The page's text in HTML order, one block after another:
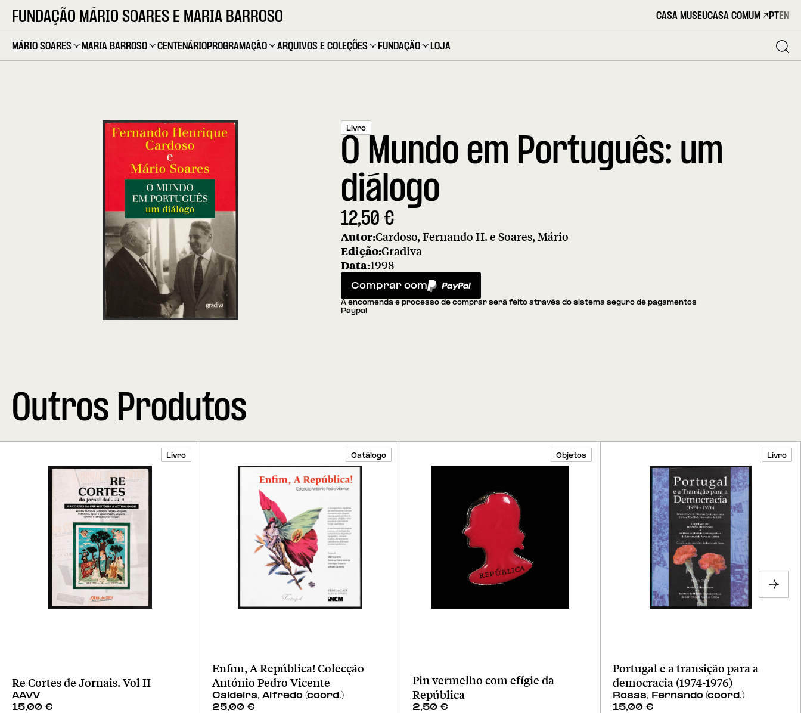
FUNDAÇÃO MÁRIO SOARES E MARIA BARROSO CASA MUSEUCASA COMUM PTEN
MÁRIO SOARES MARIA BARROSO CENTENÁRIOPROGRAMAÇÃO ARQUIVOS E COLEÇÕES FUNDAÇÃO LOJA
Livro
O Mundo em Português: um
diálogo
12,50 €
Autor:Cardoso, Fernando H. e Soares, Mário
Edição:Gradiva
Data:1998
Comprar com
PayPal
A encomenda e processo de comprar será feito através do sistema seguro de pagamentos
Paypal
Outros Produtos
Livro
Re Cortes de Jornais. Vol II
AAVV
15,00 €
Catálogo
Enfim, A República! Colecção
António Pedro Vicente
Caldeira, Alfredo (coord.)
25,00 €
Objetos
Pin vermelho com efígie da
República
2,50 €
Livro
Portugal e a transição para a
democracia (1974-1976)
Rosas, Fernando (coord.)
15,00 €